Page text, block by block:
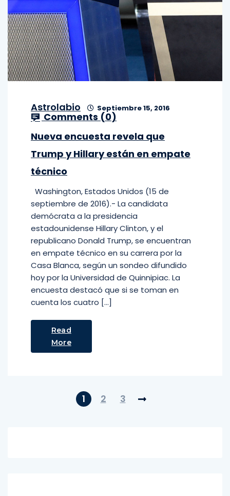
Astrolabio Septiembre 15, 2016
Comments (0)
Nueva encuesta revela que
Trump y Hillary están en empate
técnico
Washington, Estados Unidos (15 de
septiembre de 2016).- La candidata
demócrata a la presidencia
estadounidense Hillary Clinton, y el
republicano Donald Trump, se encuentran
en empate técnico en su carrera por la
Casa Blanca, según un sondeo difundido
hoy por la Universidad de Quinnipiac. La
encuesta destacó que si se toman en
cuenta los cuatro […]
Read
More
1 2 3